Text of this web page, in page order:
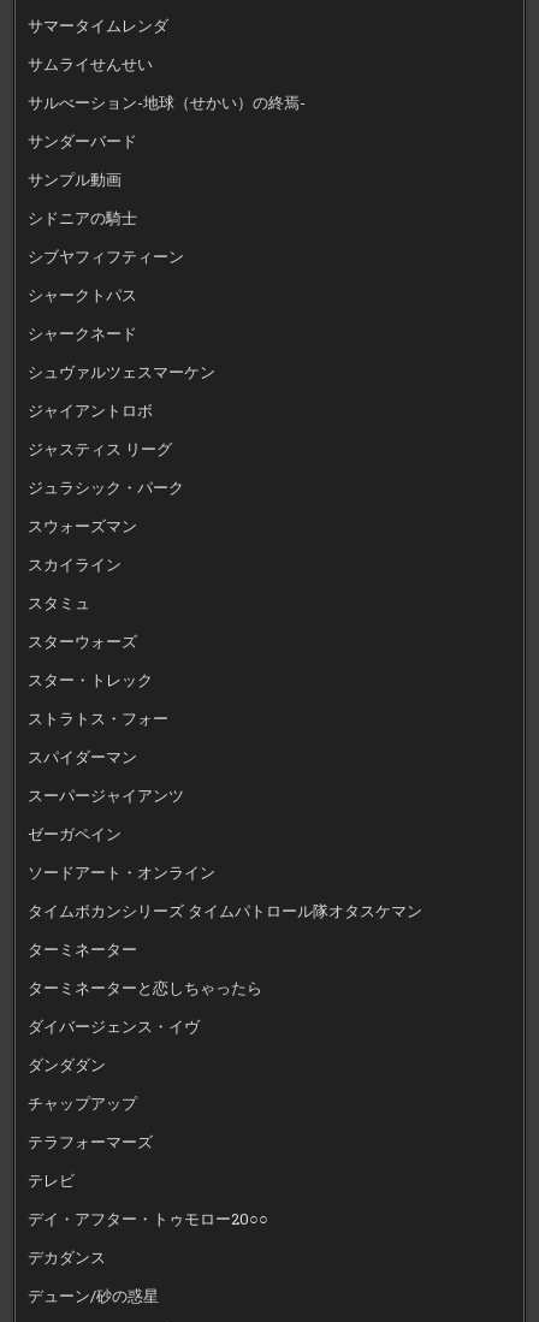
サマータイムレンダ
サムライせんせい
サルべーション-地球（せかい）の終焉-
サンダーバード
サンプル動画
シドニアの騎士
シブヤフィフティーン
シャークトパス
シャークネード
シュヴァルツェスマーケン
ジャイアントロボ
ジャスティス リーグ
ジュラシック・パーク
スウォーズマン
スカイライン
スタミュ
スターウォーズ
スター・トレック
ストラトス・フォー
スパイダーマン
スーパージャイアンツ
ゼーガペイン
ソードアート・オンライン
タイムボカンシリーズ タイムパトロール隊オタスケマン
ターミネーター
ターミネーターと恋しちゃったら
ダイバージェンス・イヴ
ダンダダン
チャップアップ
テラフォーマーズ
テレビ
デイ・アフター・トゥモロー20○○
デカダンス
デューン/砂の惑星